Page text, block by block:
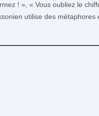
! », « Vous oubliez le
utilise des